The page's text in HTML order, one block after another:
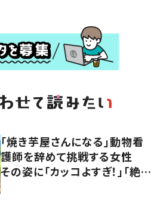
「焼き芋屋さんになる」動物看
護師を辞めて挑戦する女性
その姿に「カッコよすぎ！」「絶対